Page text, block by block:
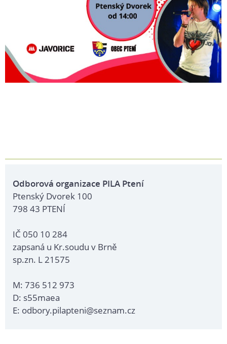
Odborová organizace PILA Ptení
Ptenský Dvorek 100
798 43 PTENÍ
IČ 050 10 284
zapsaná u Kr.soudu v Brně
sp.zn. L 21575
M: 736 512 973
D: s55maea
E: odbory.pilapteni@seznam.cz